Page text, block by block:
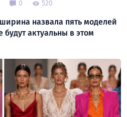
0 520
назвала пять моделей
будут актуальны в этом